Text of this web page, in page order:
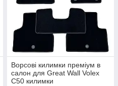
Ворсові килимки преміум в
салон для Great Wall Volex
C50 килимки